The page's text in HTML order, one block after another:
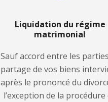
Liquidation du régime
matrimonial
Sauf accord entre les
partage de vos biens
après le prononcé du
l’exception de la procédure